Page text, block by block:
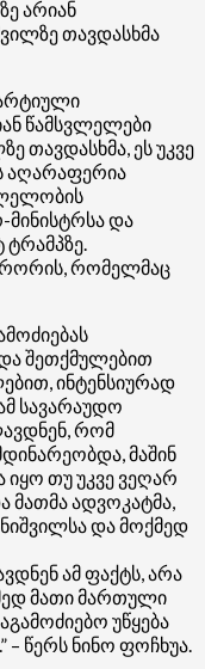
არიან
თავდასხმა
წამსვლელები
თავდასხმა, ეს უკვე
აღარაფერია
და
ტრამპზე.
რომელმაც
შეთქმულებით
ინტენსიურად
სავარაუდო
რომ
მაშინ
თუ უკვე ვეღარ
მათმა ადვოკატმა,
და მოქმედ
ამ ფაქტს, არა
მათი მართული
უწყება
– წერს ნინო ფოჩხუა.